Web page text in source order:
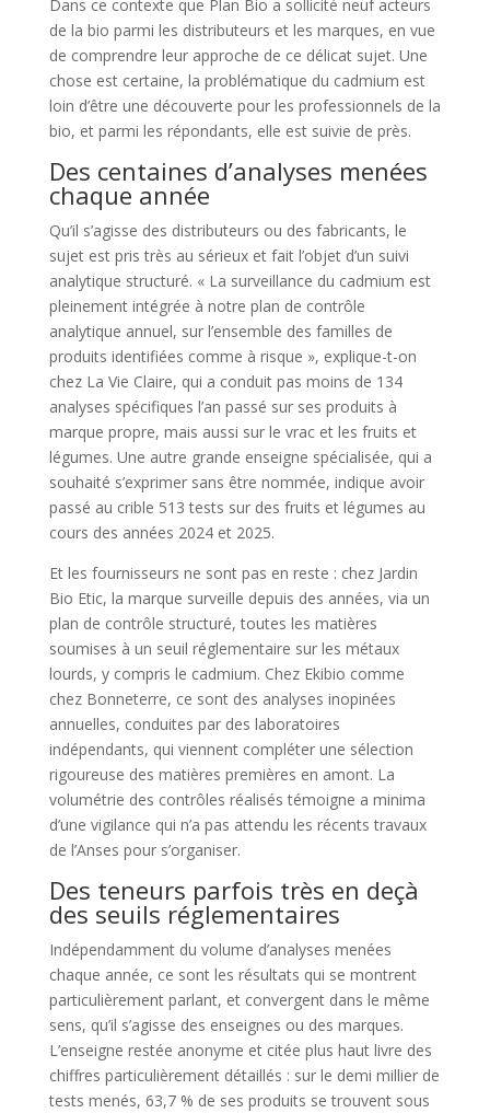
Dans ce contexte que Plan Bio a sollicité neuf acteurs
de la bio parmi les distributeurs et les marques, en vue
de comprendre leur approche de ce délicat sujet. Une
chose est certaine, la problématique du cadmium est
loin d’être une découverte pour les professionnels de la
bio, et parmi les répondants, elle est suivie de près.
Des centaines d’analyses menées
chaque année
Qu’il s’agisse des distributeurs ou des fabricants, le
sujet est pris très au sérieux et fait l’objet d’un suivi
analytique structuré. « La surveillance du cadmium est
pleinement intégrée à notre plan de contrôle
analytique annuel, sur l’ensemble des familles de
produits identifiées comme à risque », explique-t-on
chez La Vie Claire, qui a conduit pas moins de 134
analyses spécifiques l’an passé sur ses produits à
marque propre, mais aussi sur le vrac et les fruits et
légumes. Une autre grande enseigne spécialisée, qui a
souhaité s’exprimer sans être nommée, indique avoir
passé au crible 513 tests sur des fruits et légumes au
cours des années 2024 et 2025.
Et les fournisseurs ne sont pas en reste : chez Jardin
Bio Etic, la marque surveille depuis des années, via un
plan de contrôle structuré, toutes les matières
soumises à un seuil réglementaire sur les métaux
lourds, y compris le cadmium. Chez Ekibio comme
chez Bonneterre, ce sont des analyses inopinées
annuelles, conduites par des laboratoires
indépendants, qui viennent compléter une sélection
rigoureuse des matières premières en amont. La
volumétrie des contrôles réalisés témoigne a minima
d’une vigilance qui n’a pas attendu les récents travaux
de l’Anses pour s’organiser.
Des teneurs parfois très en deçà
des seuils réglementaires
Indépendamment du volume d’analyses menées
chaque année, ce sont les résultats qui se montrent
particulièrement parlant, et convergent dans le même
sens, qu’il s’agisse des enseignes ou des marques.
L’enseigne restée anonyme et citée plus haut livre des
chiffres particulièrement détaillés : sur le demi millier de
tests menés, 63,7 % de ses produits se trouvent sous